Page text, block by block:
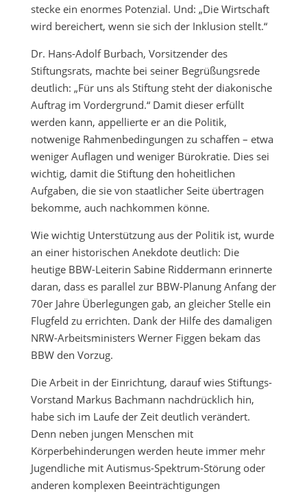
stecke ein enormes Potenzial. Und: „Die Wirtschaft
wird bereichert, wenn sie sich der Inklusion stellt.“
Dr. Hans-Adolf Burbach, Vorsitzender des
Stiftungsrats, machte bei seiner Begrüßungsrede
deutlich: „Für uns als Stiftung steht der diakonische
Auftrag im Vordergrund.“ Damit dieser erfüllt
werden kann, appellierte er an die Politik,
notwenige Rahmenbedingungen zu schaffen – etwa
weniger Auflagen und weniger Bürokratie. Dies sei
wichtig, damit die Stiftung den hoheitlichen
Aufgaben, die sie von staatlicher Seite übertragen
bekomme, auch nachkommen könne.
Wie wichtig Unterstützung aus der Politik ist, wurde
an einer historischen Anekdote deutlich: Die
heutige BBW-Leiterin Sabine Riddermann erinnerte
daran, dass es parallel zur BBW-Planung Anfang der
70er Jahre Überlegungen gab, an gleicher Stelle ein
Flugfeld zu errichten. Dank der Hilfe des damaligen
NRW-Arbeitsministers Werner Figgen bekam das
BBW den Vorzug.
Die Arbeit in der Einrichtung, darauf wies Stiftungs-
Vorstand Markus Bachmann nachdrücklich hin,
habe sich im Laufe der Zeit deutlich verändert.
Denn neben jungen Menschen mit
Körperbehinderungen werden heute immer mehr
Jugendliche mit Autismus-Spektrum-Störung oder
anderen komplexen Beeinträchtigungen